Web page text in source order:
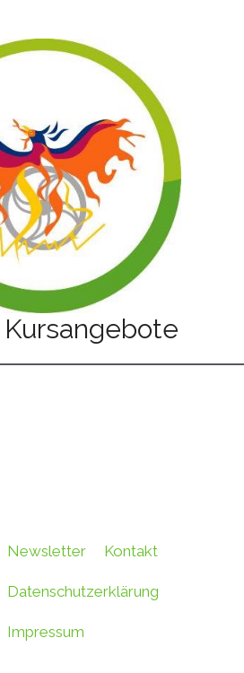
Newsletter Kontakt
Datenschutzerklärung
Impressum